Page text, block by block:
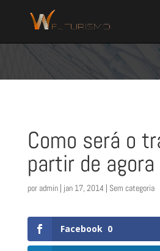
Como será o
partir de agora
por admin| jan 17, 2014 | Sem categoria
Facebook 0